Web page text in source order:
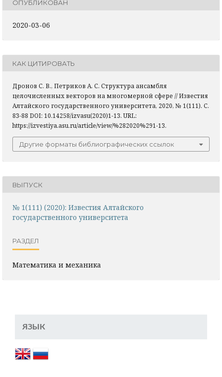
ОПУБЛИКОВАН
2020-03-06
КАК ЦИТИРОВАТЬ
Дронов С. В., Петриков А. С. Структура ансамбля
целочисленных векторов на многомерной сфере // Известия
Алтайского государственного университета, 2020, № 1(111). С.
83-88 DOI: 10.14258/izvasu(2020)1-13. URL:
https://izvestiya.asu.ru/article/view/%282020%291-13.
Другие форматы библиографических ссылок
ВЫПУСК
№ 1(111) (2020): Известия Алтайского
государственного университета
РАЗДЕЛ
Математика и механика
ЯЗЫК